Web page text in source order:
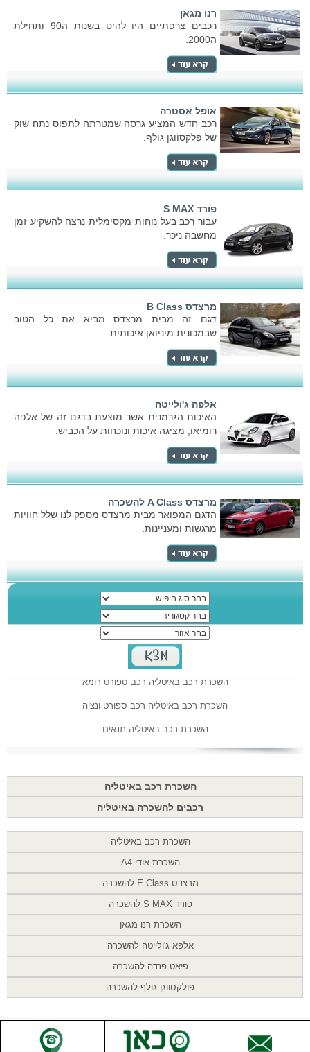
רנו מגאן
רכבים צרפתיים היו להיט בשנות ה90 ותחילת
ה2000.
אופל אסטרה
רכב חדש המציע גרסה שמטרתה לתפוס נתח שוק
של פלקסווגן גולף.
פורד S MAX
עבור רכב בעל נוחות מקסימלית נרצה להשקיע זמן
מחשבה ניכר.
מרצדס B Class
דגם זה מבית מרצדס מביא את כל הטוב
שבמכונית מיניואן איכותית.
אלפה ג'ולייטה
האיכות הגרמנית אשר מוצעת בדגם זה של אלפה
רומיאו, מציגה איכות ונוכחות על הכביש.
מרצדס A Class להשכרה
הדגם המפואר מבית מרצדס מספק לנו שלל חוויות
מרגשות ומעניינות.
השכרת רכב באיטליה רכב ספורט רומא
השכרת רכב באיטליה רכב ספורט ונציה
השכרת רכב באיטליה תנאים
השכרת רכב באיטליה
רכבים להשכרה באיטליה
השכרת רכב באיטליה
השכרת אודי A4
מרצדס E Class להשכרה
פורד S MAX להשכרה
השכרת רנו מגאן
אלפא ג'ולייטה להשכרה
פיאט פנדה להשכרה
פולקסווגן גולף להשכרה